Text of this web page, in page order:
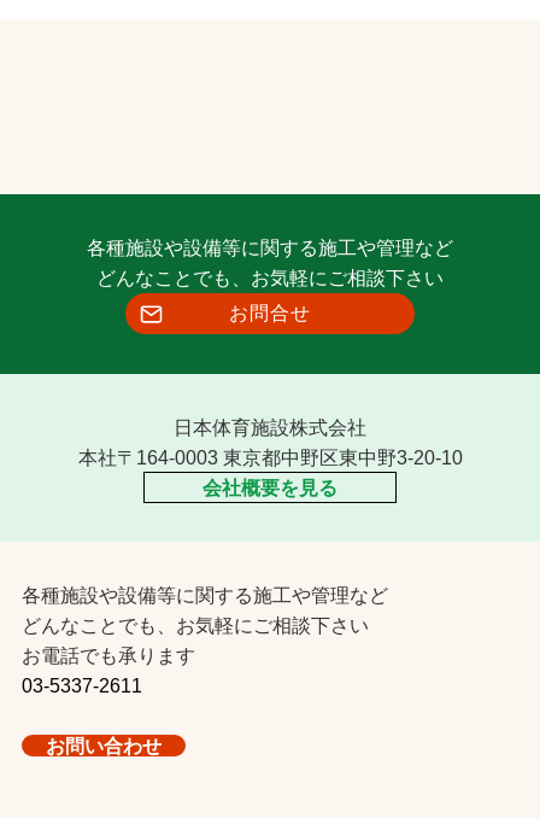
各種施設や設備等に関する施工や管理など
どんなことでも、お気軽にご相談下さい
お問合せ
日本体育施設株式会社
本社〒164-0003 東京都中野区東中野3-20-10
会社概要を見る
各種施設や設備等に関する施工や管理など
どんなことでも、お気軽にご相談下さい
お電話でも承ります
03-5337-2611
お問い合わせ